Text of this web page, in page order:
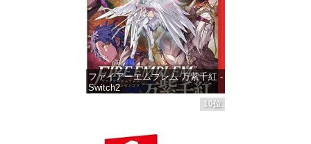
ファイアーエムブレム 万紫千紅 -
Switch2
価格：¥8,979
10位